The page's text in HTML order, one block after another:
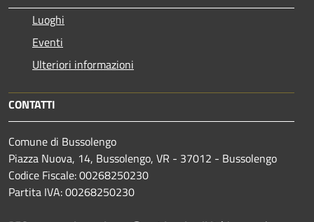
Luoghi
Eventi
Ulteriori informazioni
CONTATTI
Comune di Bussolengo
Piazza Nuova, 14, Bussolengo, VR - 37012 - Bussolengo
Codice Fiscale: 00268250230
Partita IVA: 00268250230